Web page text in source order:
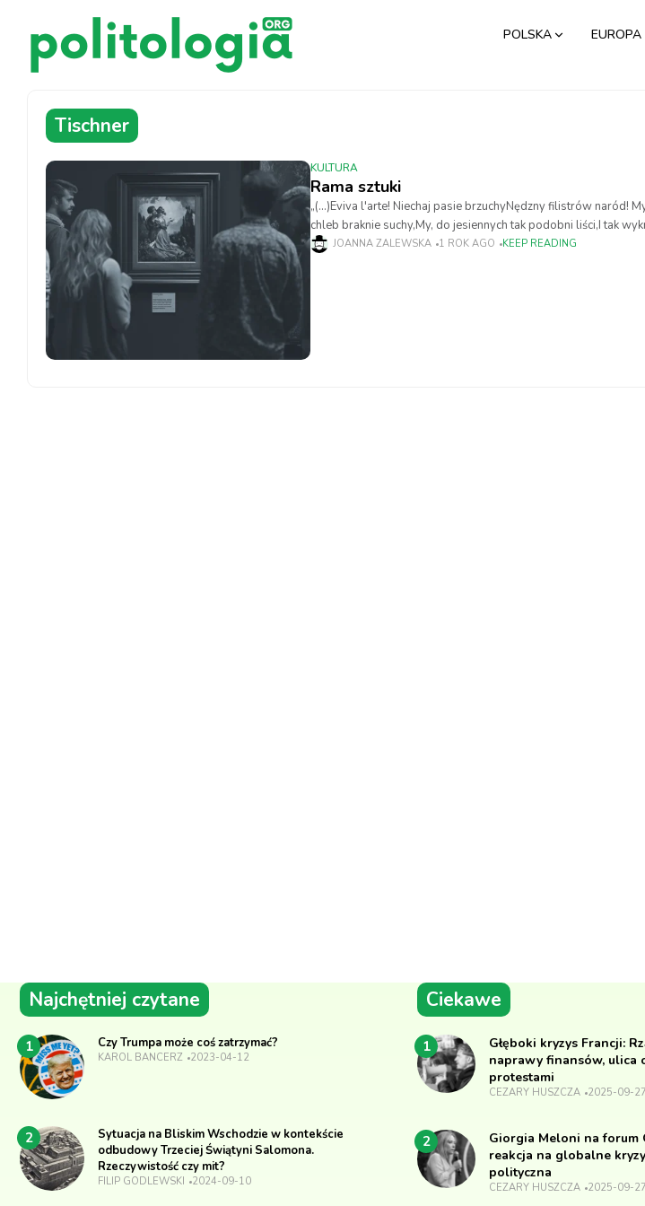
POLSKA EUROPA
Tischner
KULTURA
Rama sztuki
„(…)Eviva l'arte! Niechaj pasie brzuchyNędzny filistrów naród!
chleb braknie suchy,My, do jesiennych tak podobni liści,I tak
warte, – „Eviva l’arte” K. Przerwa-Tetmajer
JOANNA ZALEWSKA 1 ROK AGO KEEP READING
Najchętniej czytane
1 Czy Trumpa może coś zatrzymać?
KAROL BANCERZ 2023-04-12
2
Sytuacja na Bliskim Wschodzie w kontekście
odbudowy Trzeciej Świątyni Salomona.
Rzeczywistość czy mit?
FILIP GODLEWSKI 2024-09-10
Ciekawe
1
Głęboki kryzys Francji:
naprawy finansów, ulica
protestami
CEZARY HUSZCZA 2025-09-27
2
Giorgia Meloni na forum
reakcja na globalne
polityczna
CEZARY HUSZCZA 2025-09-27